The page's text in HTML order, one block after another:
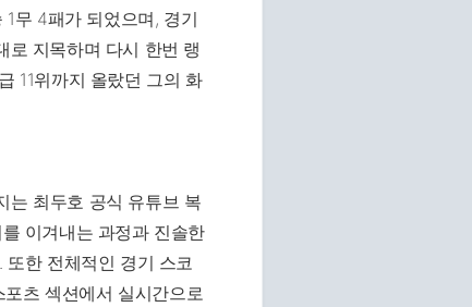
무 4패가 되었으며, 경기
로 지목하며 다시 한번 랭
11위까지 올랐던 그의 화
는 최두호 공식 유튜브 복
이겨내는 과정과 진솔한
한 전체적인 경기 스코
츠 섹션에서 실시간으로